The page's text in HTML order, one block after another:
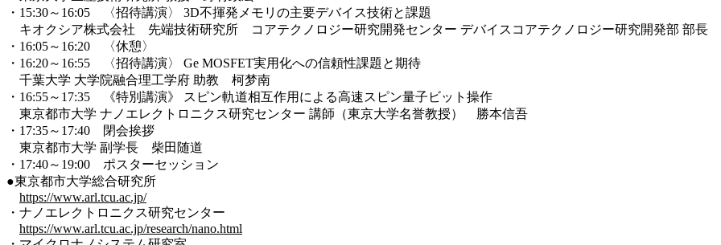
・15:30～16:05 〈招待講演〉 3D不揮発メモリの主要デバイス技術と課題
キオクシア株式会社 先端技術研究所 コアテクノロジー研究開発センター デバイスコアテクノロジー研究開発部 部長
・16:05～16:20 〈休憩〉
・16:20～16:55 〈招待講演〉 Ge MOSFET実用化への信頼性課題と期待
千葉大学 大学院融合理工学府 助教 柯梦南
・16:55～17:35 《特別講演》 スピン軌道相互作用による高速スピン量子ビット操作
東京都市大学 ナノエレクトロニクス研究センター 講師（東京大学名誉教授） 勝本信吾
・17:35～17:40 閉会挨拶
東京都市大学 副学長 柴田随道
・17:40～19:00 ポスターセッション
●東京都市大学総合研究所
https://www.arl.tcu.ac.jp/
・ナノエレクトロニクス研究センター
https://www.arl.tcu.ac.jp/research/nano.html